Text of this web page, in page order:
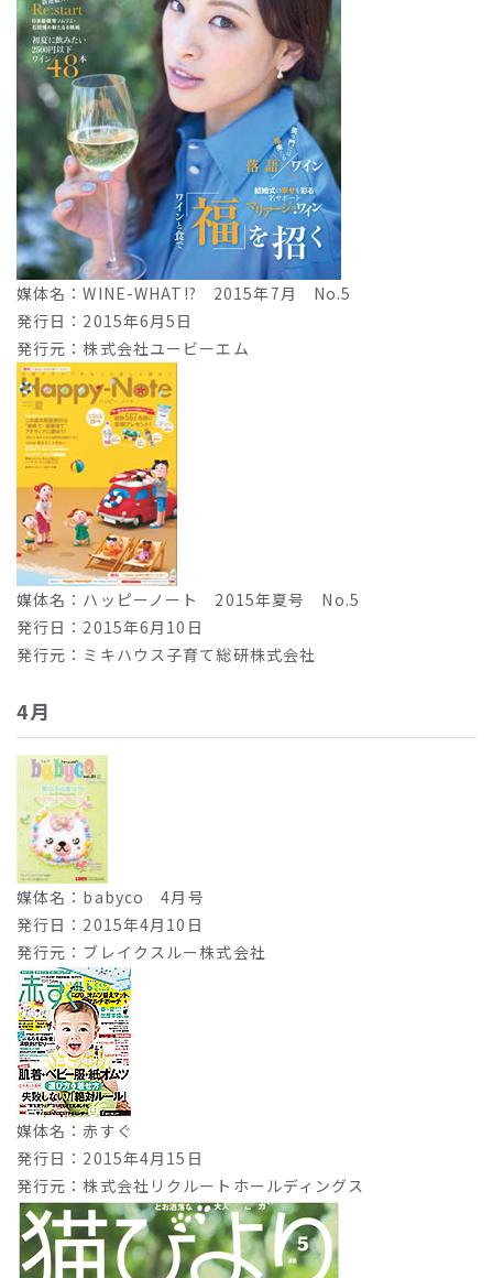
媒体名：WINE-WHAT!? 2015年7月 No.5
発行日：2015年6月5日
発行元：株式会社ユービーエム
媒体名：ハッピーノート 2015年夏号 No.5
発行日：2015年6月10日
発行元：ミキハウス子育て総研株式会社
4月
媒体名：babyco 4月号
発行日：2015年4月10日
発行元：ブレイクスルー株式会社
媒体名：赤すぐ
発行日：2015年4月15日
発行元：株式会社リクルートホールディングス